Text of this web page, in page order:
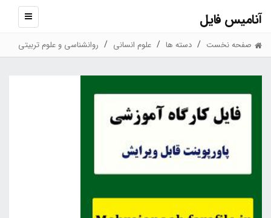
آنامیس فایل
نمایش
صفحه نخست دسته ها علوم انسانی روانشناسی و علوم تربیتی